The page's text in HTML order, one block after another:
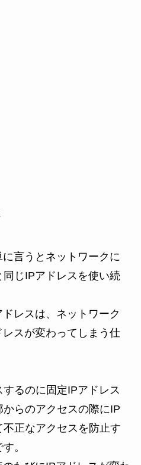
言うとネットワークに
じIPアドレスを使い続
レスは、ネットワーク
スが変わってしまう仕
るのに固定IPアドレス
らのアクセスの際にIP
正なアクセスを防止す
。